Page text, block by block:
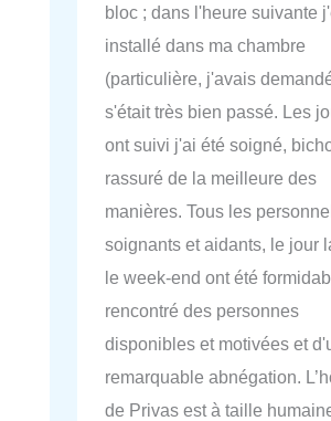
bloc ; dans l'heure suivante
installé dans ma chambre
(particulière, j'avais
s'était très bien passé. Les
ont suivi j'ai été soigné,
rassuré de la meilleure des
manières. Tous les
soignants et aidants, le jour
le week-end ont été
rencontré des personnes
disponibles et motivées et
remarquable abnégation.
de Privas est à taille